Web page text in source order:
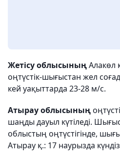
Жетісу облысыныңАлакөл
оңтүстік-шығыстан жел
кей уақыттарда 23-28 м/с.
Атырау облысының
шаңды дауыл күтіледі.
облыстың оңтүстігінде,
Атырау қ.: 17 наурызда